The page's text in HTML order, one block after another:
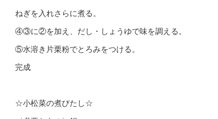
ねぎを入れさらに煮る。
④③に②を加え、だし・しょうゆで味を調える。
⑤水溶き片栗粉でとろみをつける。
完成
☆小松菜の煮びたし☆